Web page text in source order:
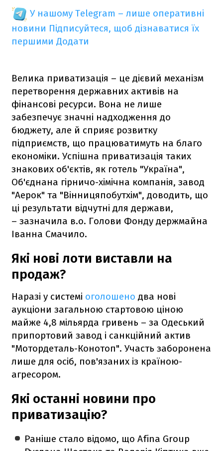
У нашому Telegram – лише оперативні
новини Підписуйтеся, щоб дізнаватися їх
першими Додати
Велика приватизація – це дієвий механізм
перетворення державних активів на
фінансові ресурси. Вона не лише
забезпечує значні надходження до
бюджету, але й сприяє розвитку
підприємств, що працюватимуть на благо
економіки. Успішна приватизація таких
знакових об'єктів, як готель "Україна",
Об'єднана гірничо-хімічна компанія, завод
"Аерок" та "Вінницяпобутхім", доводить, що
ці результати відчутні для держави,
– зазначила в.о. Голови Фонду держмайна
Іванна Смачило.
Які нові лоти виставли на
продаж?
Наразі у системі оголошено два нові
аукціони загальною стартовою ціною
майже 4,8 мільярда гривень – за Одеський
припортовий завод і санкційний актив
"Мотордеталь-Конотоп". Участь заборонена
лише для осіб, пов'язаних із країною-
агресором.
Які останні новини про
приватизацію?
Раніше стало відомо, що Afina Group